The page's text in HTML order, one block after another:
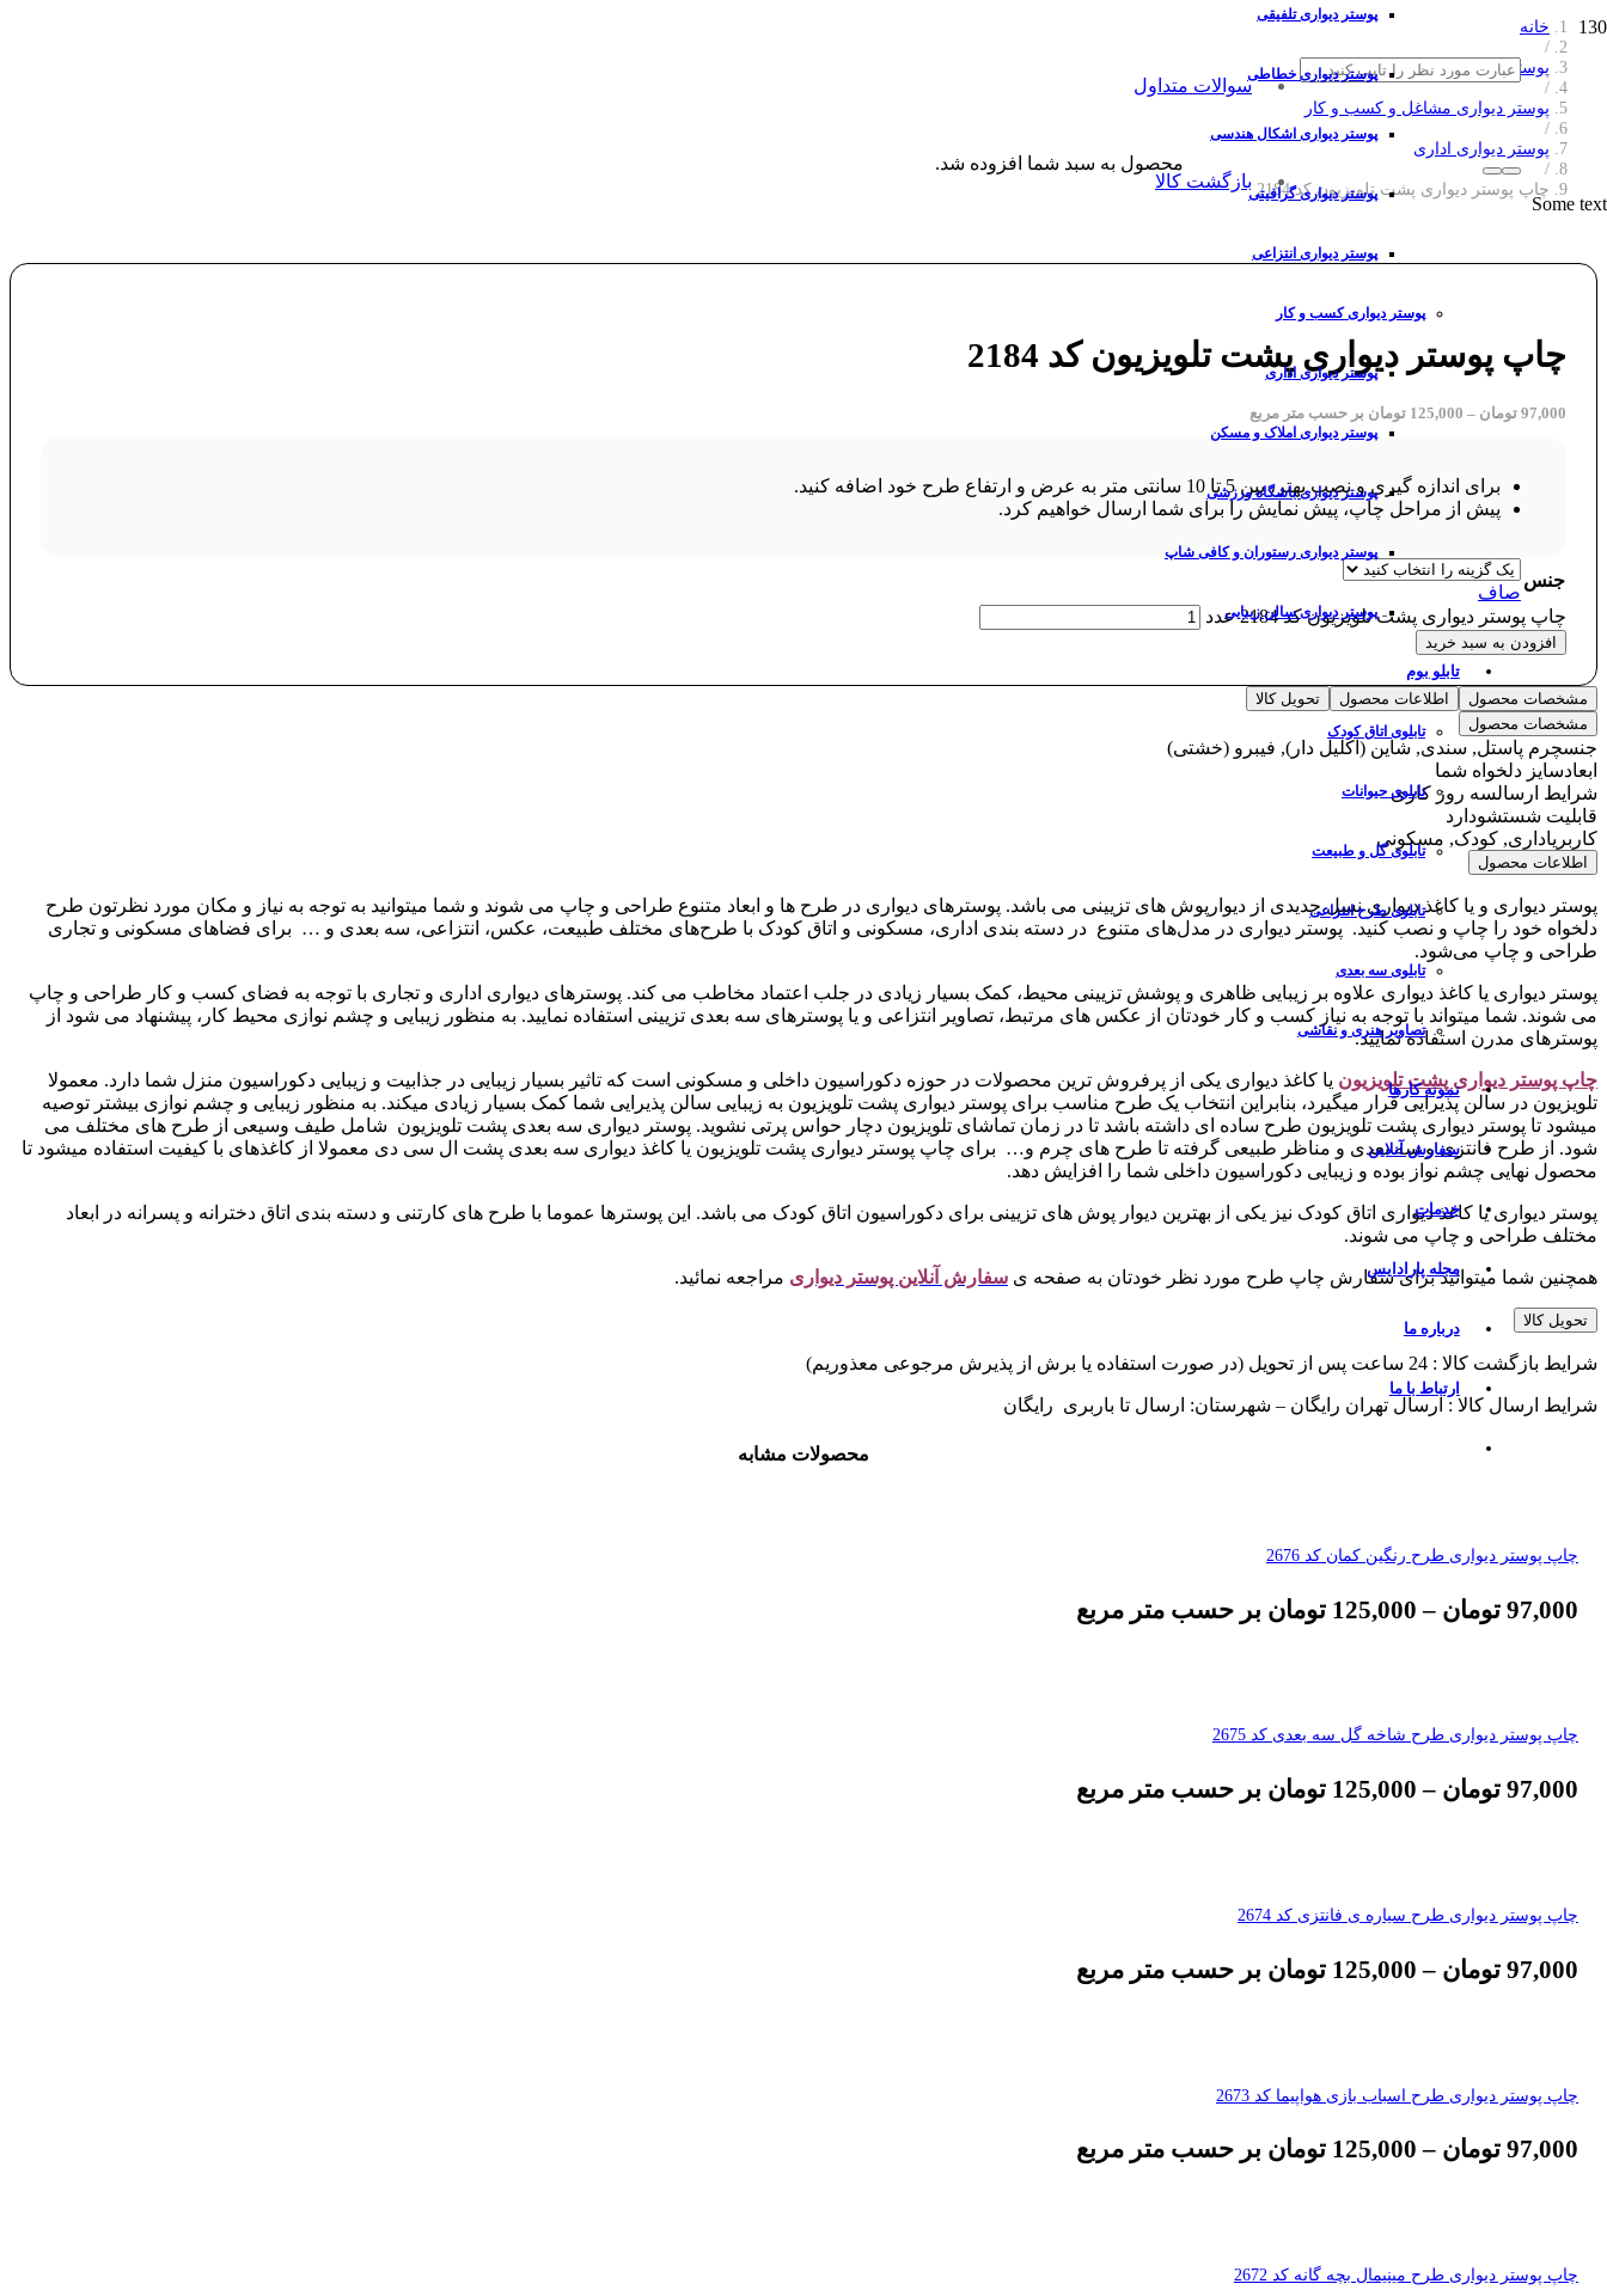
سوالات متداول
بازگشت کالا
پوستر دیواری تلفیقی
پوستر دیواری خطاطی
پوستر دیواری اشکال هندسی
پوستر دیواری گرافیتی
پوستر دیواری انتزاعی
پوستر دیواری کسب و کار
پوستر دیواری اداری
پوستر دیواری املاک و مسکن
پوستر دیواری باشگاه ورزشی
پوستر دیواری رستوران و کافی شاپ
پوستر دیواری سالن زیبایی
تابلو بوم
تابلوی اتاق کودک
تابلوی حیوانات
تابلوی گل و طبیعت
تابلوی طرح انتزاعی
تابلوی سه بعدی
تصاویر هنری و نقاشی
نمونه کارها
سفارش آنلاین
خدمات
مجله پارادایس
درباره ما
ارتباط با ما
محصول به سبد شما افزوده شد.
Some text
خانه
/
پوستر دیواری
/
پوستر دیواری مشاغل و کسب و کار
/
پوستر دیواری اداری
/
چاپ پوستر دیواری پشت تلویزیون کد 2184
چاپ پوستر دیواری پشت تلویزیون کد 2184
97,000 تومان –
125,000 تومان بر حسب متر مربع
برای اندازه گیری و نصب بهتر، بین 5 تا 10 سانتی متر به عرض و ارتفاع طرح خود اضافه کنید.
پیش از مراحل چاپ، پیش نمایش را برای شما ارسال خواهیم کرد.
جنس
صاف
چاپ پوستر دیواری پشت تلویزیون کد 2184 عدد
افزودن به سبد خرید
مشخصات محصول اطلاعات محصول
تحویل کالا
مشخصات محصول
جنسچرم پاستل, سندی, شاین (اکلیل دار), فیبرو (خشتی)
ابعادسایز دلخواه شما
شرایط ارسالسه روز کاری
قابلیت شستشودارد
کاربریاداری, کودک, مسکونی
اطلاعات محصول
پوستر دیواری و یا کاغذ دیواری نسل جدیدی از دیوارپوش های تزیینی می باشد. پوسترهای دیواری در طرح ها و ابعاد متنوع طراحی و چاپ می شوند و شما میتوانید به توجه به نیاز و مکان مورد نظرتون طرح
دلخواه خود را چاپ و نصب کنید. پوستر دیواری در مدل‌های متنوع در دسته‌ بندی اداری، مسکونی و اتاق کودک با طرح‌های مختلف طبیعت، عکس، انتزاعی، سه بعدی و … برای فضاهای مسکونی و تجاری
طراحی و چاپ می‌شود.
پوستر دیواری یا کاغذ دیواری علاوه بر زیبایی ظاهری و پوشش تزیینی محیط، کمک بسیار زیادی در جلب اعتماد مخاطب می کند. پوسترهای دیواری اداری و تجاری با توجه به فضای کسب و کار طراحی و چاپ
می شوند. شما میتواند با توجه به نیاز کسب و کار خودتان از عکس های مرتبط، تصاویر انتزاعی و یا پوسترهای سه بعدی تزیینی استفاده نمایید. به منظور زیبایی و چشم نوازی محیط کار، پیشنهاد می شود از
پوسترهای مدرن استفاده نمایید.
چاپ پوستر دیواری پشت تلویزیون یا کاغذ دیواری یکی از پرفروش ترین محصولات در حوزه دکوراسیون داخلی و مسکونی است که تاثیر بسیار زیبایی در جذابیت و زیبایی دکوراسیون منزل شما دارد. معمولا
تلویزیون در سالن پذیرایی قرار میگیرد، بنابراین انتخاب یک طرح مناسب برای پوستر دیواری پشت تلویزیون به زیبایی سالن پذیرایی شما کمک بسیار زیادی میکند. به منظور زیبایی و چشم نوازی بیشتر توصیه
میشود تا پوستر دیواری پشت تلویزیون طرح ساده ای داشته باشد تا در زمان تماشای تلویزیون دچار حواس پرتی نشوید. پوستر دیواری سه بعدی پشت تلویزیون شامل طیف وسیعی از طرح های مختلف می
شود. از طرح فانتزی و سه بعدی و مناظر طبیعی گرفته تا طرح های چرم و… برای چاپ پوستر دیواری پشت تلویزیون یا کاغذ دیواری سه بعدی پشت ال سی دی معمولا از کاغذهای با کیفیت استفاده میشود تا
محصول نهایی چشم نواز بوده و زیبایی دکوراسیون داخلی شما را افزایش دهد.
پوستر دیواری یا کاغذ دیواری اتاق کودک نیز یکی از بهترین دیوار پوش های تزیینی برای دکوراسیون اتاق کودک می باشد. این پوسترها عموما با طرح های کارتنی و دسته بندی اتاق دخترانه و پسرانه در ابعاد
مختلف طراحی و چاپ می شوند.
همچنین شما میتوانید برای سفارش چاپ طرح مورد نظر خودتان به صفحه ی سفارش آنلاین پوستر دیواری مراجعه نمائید.
تحویل کالا
شرایط بازگشت کالا : 24 ساعت پس از تحویل (در صورت استفاده یا برش از پذیرش مرجوعی معذوریم)
شرایط ارسال کالا : ارسال تهران رایگان – شهرستان: ارسال تا باربری رایگان
محصولات مشابه
چاپ پوستر دیواری طرح رنگین کمان کد 2676
97,000 تومان –
125,000 تومان بر حسب متر مربع
چاپ پوستر دیواری طرح شاخه گل سه بعدی کد 2675
97,000 تومان –
125,000 تومان بر حسب متر مربع
چاپ پوستر دیواری طرح سیاره ی فانتزی کد 2674
97,000 تومان –
125,000 تومان بر حسب متر مربع
چاپ پوستر دیواری طرح اسباب بازی هواپیما کد 2673
97,000 تومان –
125,000 تومان بر حسب متر مربع
چاپ پوستر دیواری طرح مینیمال بچه گانه کد 2672